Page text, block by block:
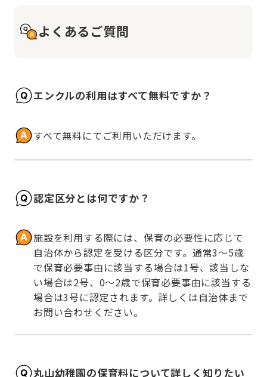
よくあるご質問
エンクルの利用はすべて無料ですか？
すべて無料にてご利用いただけます。
認定区分とは何ですか？
施設を利用する際には、保育の必要性に応じて
自治体から認定を受ける区分です。通常3～5歳
で保育必要事由に該当する場合は1号、該当しな
い場合は2号、0～2歳で保育必要事由に該当する
場合は3号に認定されます。詳しくは自治体まで
お問い合わせください。
丸山幼稚園の保育料について詳しく知りたい